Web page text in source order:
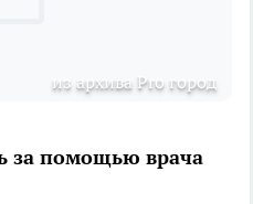
из архива Pro город
за помощью врача